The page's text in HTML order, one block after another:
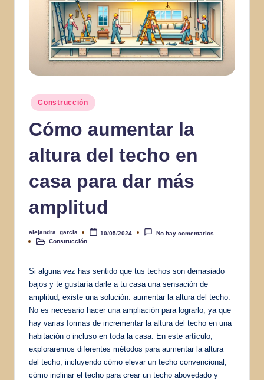
Publicado
en
Construcción
Cómo aumentar la
altura del techo en
casa para dar más
amplitud
Publicado
por
alejandra_garcia 10/05/2024
No hay comentarios
PublicadoConstrucción
Si alguna vez has sentido que tus techos son demasiado
bajos y te gustaría darle a tu casa una sensación de
amplitud, existe una solución: aumentar la altura del techo.
No es necesario hacer una ampliación para lograrlo, ya que
hay varias formas de incrementar la altura del techo en una
habitación o incluso en toda la casa. En este artículo,
exploraremos diferentes métodos para aumentar la altura
del techo, incluyendo cómo elevar un techo convencional,
cómo inclinar el techo para crear un techo abovedado y